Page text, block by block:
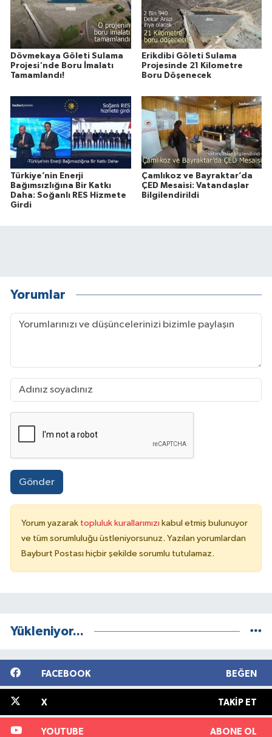
Dövmekaya Göleti Sulama
Projesi'nde Boru İmalatı
Tamamlandı!
Erikdibi Göleti Sulama
Projesinde 21 Kilometre
Boru Döşenecek
Türkiye’nin Enerji
Bağımsızlığına Bir Katkı
Daha: Soğanlı RES Hizmete
Girdi
Çamlıkoz ve Bayraktar’da
ÇED Mesaisi: Vatandaşlar
Bilgilendirildi
Yorumlar
Gönder
Yorum yazarak topluluk kurallarımızı kabul etmiş bulunuyor
ve tüm sorumluluğu üstleniyorsunuz. Yazılan yorumlardan
Bayburt Postası hiçbir şekilde sorumlu tutulamaz.
Yükleniyor...
FACEBOOK BEĞEN
X TAKIP ET
YOUTUBE ABONE OL